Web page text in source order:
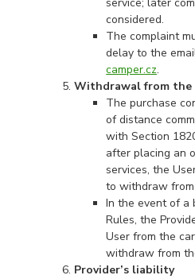
considered.
The complaint
delay to the
camper.cz.
Withdrawal from the
The purchase
of distance
with Section
after placing an
services, the
to withdraw
In the event of a
Rules, the
User from the
withdraw from
Provider’s liability